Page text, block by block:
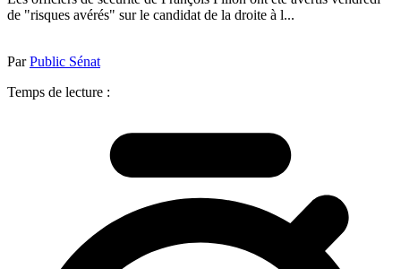
de "risques avérés" sur le candidat de la droite à l...
ParPublic Sénat
Temps de lecture :